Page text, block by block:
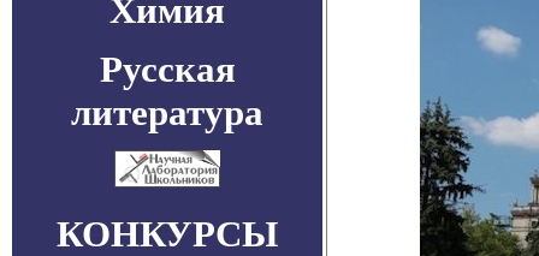
Химия
Русская
литература
КОНКУРСЫ